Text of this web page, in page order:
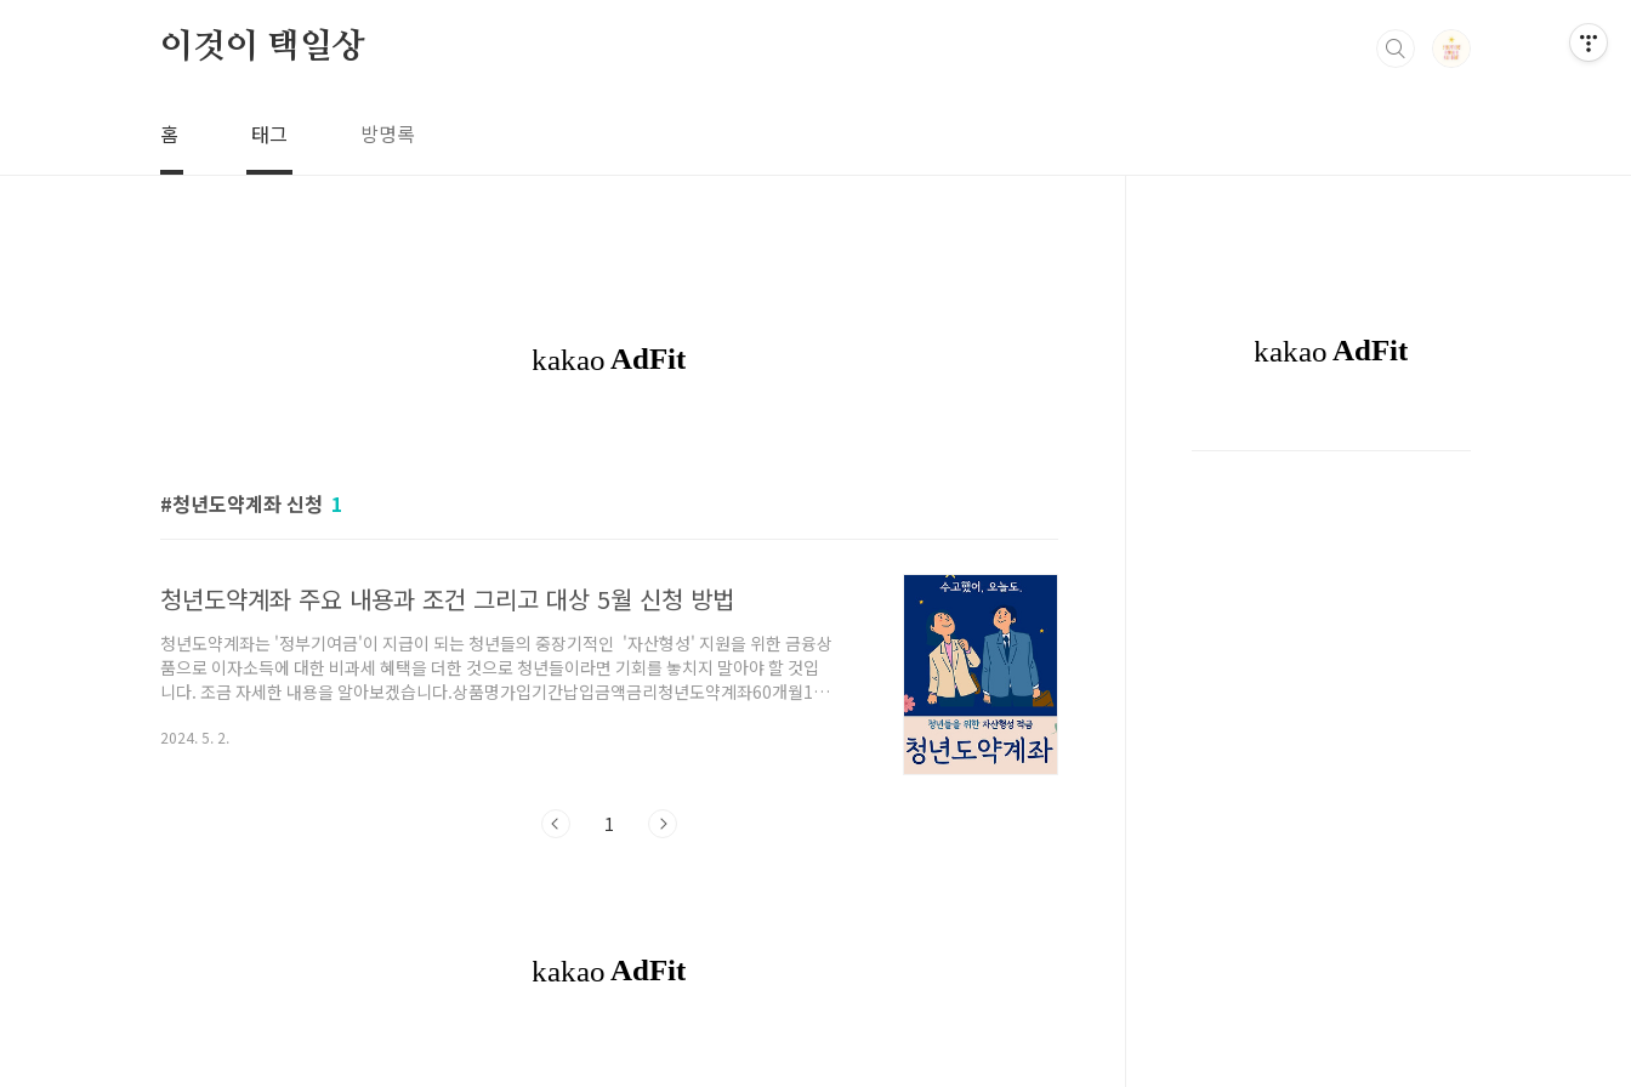
이것이 택일상
홈 태그 방명록
청년도약계좌 신청 1
청년도약계좌 주요 내용과 조건 그리고 대상 5월 신청 방법
청년도약계좌는 '정부기여금'이 지급이 되는 청년들의 중장기적인 '자산형성' 지원을 위한 금융상
품으로 이자소득에 대한 비과세 혜택을 더한 것으로 청년들이라면 기회를 놓치지 말아야 할 것입
니다. 조금 자세한 내용을 알아보겠습니다.상품명가입기간납입금액금리청년도약계좌60개월1천
지를 통해 확인 목차청년도약계좌 주요 내용청년도약계좌 일시납입 안내개인소득별 정부기여금
지하고 있는 경우 가입이 불가능월 최대 70만 원 이하 자유적립(회차별..
2024. 5. 2.
1